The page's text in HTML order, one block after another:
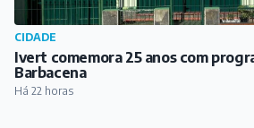
CIDADE
Ivert comemora 25 anos com
Barbacena
Há 22 horas